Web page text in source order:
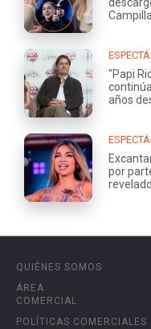
"Papi
años
por
QUIÉNES SOMOS
ÁREA
COMERCIAL
POLÍTICAS COMERCIALES